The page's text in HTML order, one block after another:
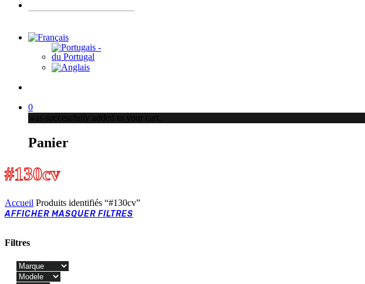
0
was successfully added to your cart.
Panier
#130cv
Accueil Produits identifiés “#130cv”
AFFICHER MASQUER FILTRES
Filtres
Close
Filters